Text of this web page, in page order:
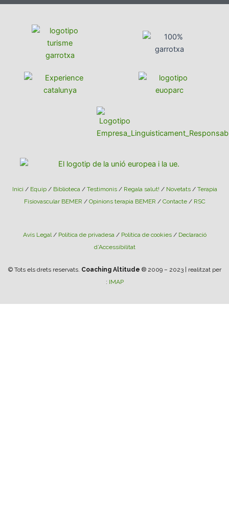
Inici / Equip/ Biblioteca/ Testimonis/ Regala salut! / Novetats/ Terapia
Fisiovascular BEMER / Opinions terapia BEMER / Contacte/ RSC
Avís Legal/ Política de privadesa/ Política de cookies/ Declaració
d’Accessibilitat
© Tots els drets reservats. Coaching Altitude ® 2009 – 2023 | realitzat per
: IMAP